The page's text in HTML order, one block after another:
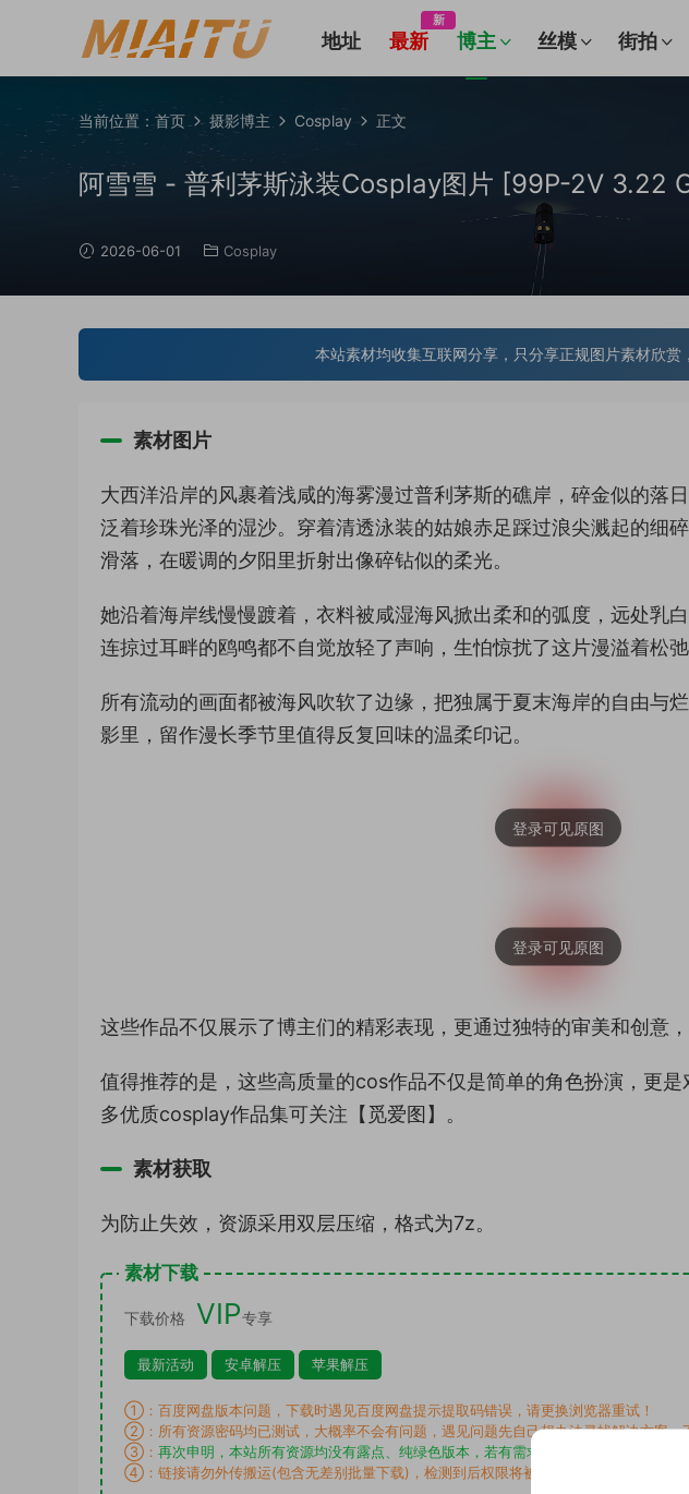
地址 最新
新
博主 丝模 街拍
当前位置： 首页 摄影博主 Cosplay 正文
阿雪雪 - 普利茅斯泳装Cosplay图片 [99P-2V 3.22
2026-06-01 Cosplay
本站素材均收集互联网分享，只分享正规图片素材欣
素材图片
大西洋沿岸的风裹着浅咸的海雾漫过普利茅斯的礁岸，碎金似的落
泛着珍珠光泽的湿沙。穿着清透泳装的姑娘赤足踩过浪尖溅起的细
滑落，在暖调的夕阳里折射出像碎钻似的柔光。
她沿着海岸线慢慢踱着，衣料被咸湿海风掀出柔和的弧度，远处乳
连掠过耳畔的鸥鸣都不自觉放轻了声响，生怕惊扰了这片漫溢着松弛
所有流动的画面都被海风吹软了边缘，把独属于夏末海岸的自由与
影里，留作漫长季节里值得反复回味的温柔印记。
这些作品不仅展示了博主们的精彩表现，更通过独特的审美和创意
值得推荐的是，这些高质量的cos作品不仅是简单的角色扮演，更
多优质cosplay作品集可关注【觅爱图】。
素材获取
为防止失效，资源采用双层压缩，格式为7z。
素材下载
下载价格 VIP专享
最新活动 安卓解压 苹果解压
①：百度网盘版本问题，下载时遇见百度网盘提示提取码错误，请更换浏览器重试！
②：所有资源密码均已测试，大概率不会有问题，遇见问题先自己想办法寻找解决方案，
③： 再次申明，本站所有资源均没有露点、纯绿色版本，若有需求请另寻，谢谢！
④：链接请勿外传搬运(包含无差别批量下载)，检测到后权限将被封禁（后台会综合判断）